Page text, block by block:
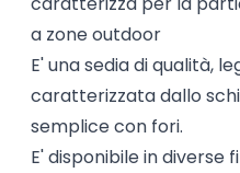
a zone outdoor
E' una sedia di qualità,
caratterizzata dallo
semplice con fori.
E' disponibile in diverse